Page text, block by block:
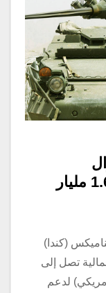
داينامكس بقيمة تصل إلى 1.68 مليار
(كندا)
تصل إلى
مليار دولار أمريكي) لدعم